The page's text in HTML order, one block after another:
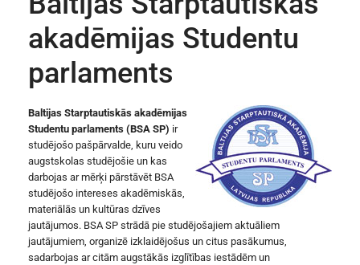
akadēmijas Studentu
parlaments
Baltijas Starptautiskās akadēmijas
Studentu parlaments (BSA SP) ir
studējošo pašpārvalde, kuru veido
augstskolas studējošie un kas
darbojas ar mērķi pārstāvēt BSA
studējošo intereses akadēmiskās,
materiālās un kultūras dzīves
jautājumos. BSA SP strādā pie studējošajiem aktuāliem
jautājumiem, organizē izklaidējošus un citus pasākumus,
sadarbojas ar citām augstākās izglītības iestādēm un